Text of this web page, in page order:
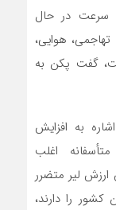
سرعت در حال
هوایی،
گفت پکن به
به افزایش
اغلب
ارزش لیر متضرر
کشور را دارند،